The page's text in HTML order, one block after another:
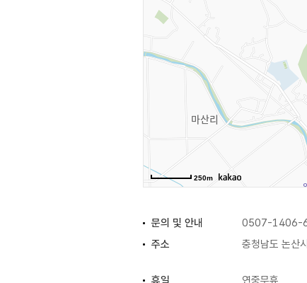
250m
문의 및 안내 0507-1406-
주소
충청남도 논산
휴일
연중무휴